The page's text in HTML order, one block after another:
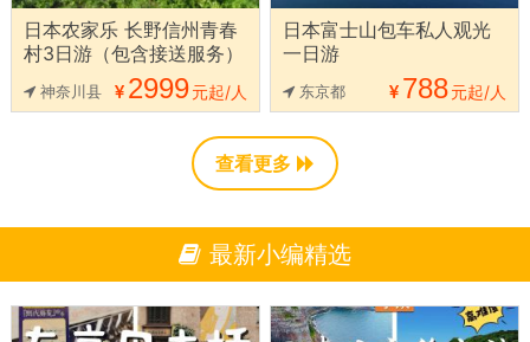
日本农家乐 长野信州青春
村3日游（包含接送服务）
神奈川县 2999元起/人
日本富士山包车私人观光
一日游
东京都 788元起/人
查看更多
最新小编精选